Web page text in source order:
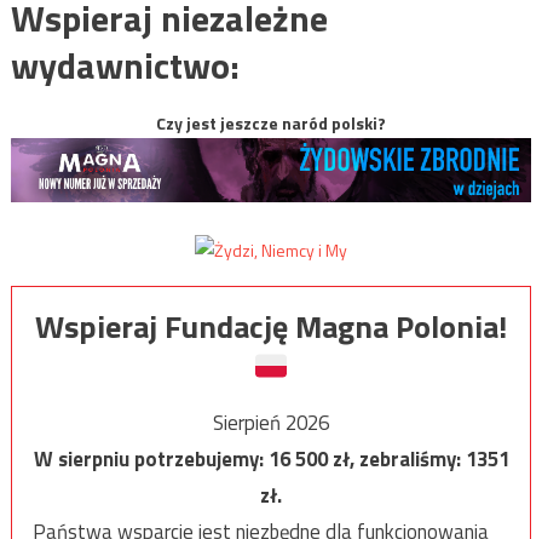
Wspieraj niezależne
wydawnictwo:
Czy jest jeszcze naród polski?
Wspieraj Fundację Magna Polonia!
Sierpień 2026
W sierpniu potrzebujemy:16 500zł, zebraliśmy:1351
zł.
Państwa wsparcie jest niezbędne dla funkcjonowania